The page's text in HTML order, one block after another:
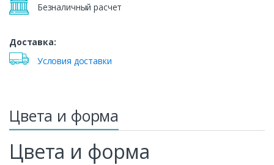
Безналичный расчет
Доставка:
Условия доставки
Цвета и форма
Цвета и форма